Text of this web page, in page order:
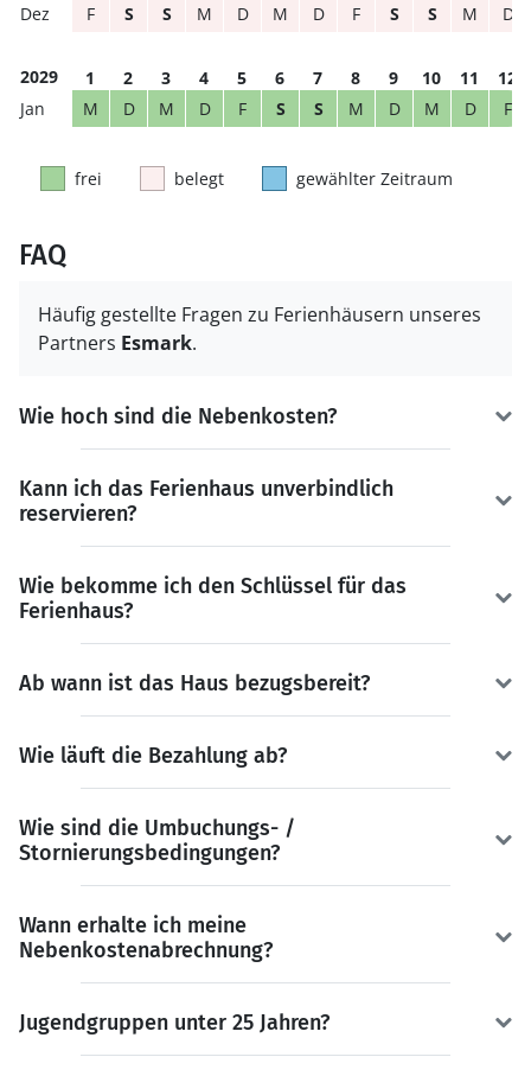
F
S S M D M D F S S M D
2029 1 2 3 4 5 6 7 8 9 10 11
12
M
D M D F S S M D M D F
frei belegt gewählter Zeitraum
FAQ
Häufig gestellte Fragen zu Ferienhäusern unseres
Partners Esmark.
Wie hoch sind die Nebenkosten?
Kann ich das Ferienhaus unverbindlich
reservieren?
Wie bekomme ich den Schlüssel für das
Ferienhaus?
Ab wann ist das Haus bezugsbereit?
Wie läuft die Bezahlung ab?
Wie sind die Umbuchungs- /
Stornierungsbedingungen?
Wann erhalte ich meine
Nebenkostenabrechnung?
Jugendgruppen unter 25 Jahren?